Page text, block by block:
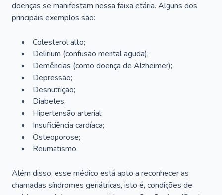
doenças se manifestam nessa faixa etária. Alguns dos
principais exemplos são:
Colesterol alto;
Delirium (confusão mental aguda);
Demências (como doença de Alzheimer);
Depressão;
Desnutrição;
Diabetes;
Hipertensão arterial;
Insuficiência cardíaca;
Osteoporose;
Reumatismo.
Além disso, esse médico está apto a reconhecer as
chamadas síndromes geriátricas, isto é, condições de